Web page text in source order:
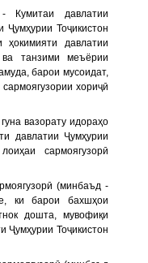
Кумитаи давлатии
Ҷумҳурии Тоҷикистон
давлатии
ва танзими меъёрии
барои мусоидат,
хориҷӣ
вазорату идораҳо
давлатии Ҷумҳурии
сармоягузорӣ
(минбаъд -
ки барои бахшҳои
дошта, мувофиқи
Ҷумҳурии Тоҷикистон